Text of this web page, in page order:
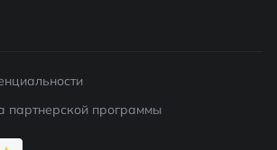
партнерской программы